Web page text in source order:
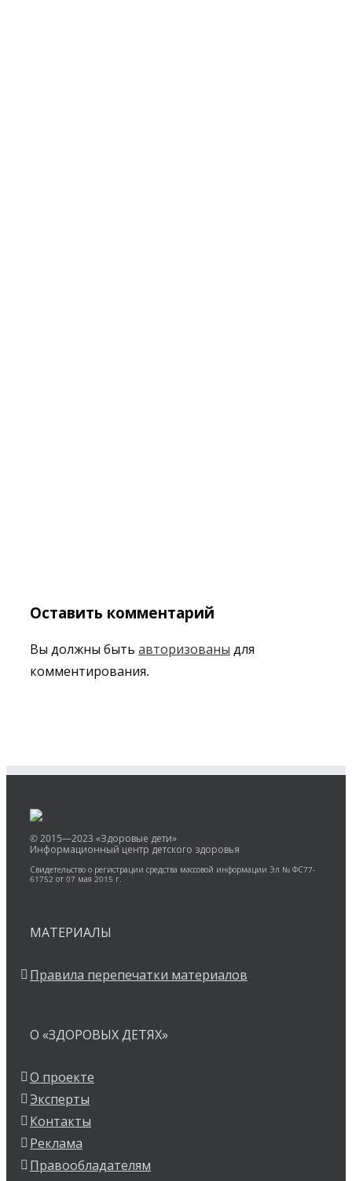
Оставить комментарий
Вы должны быть авторизованы для
комментирования.
© 2015—2023 «Здоровые дети»
Информационный центр детского здоровья
Свидетельство о регистрации средства массовой информации Эл № ФС77-
61752 от 07 мая 2015 г.
МАТЕРИАЛЫ
Правила перепечатки материалов
О «ЗДОРОВЫХ ДЕТЯХ»
О проекте
Эксперты
Контакты
Реклама
Правообладателям